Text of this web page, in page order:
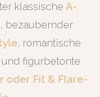
klassische A-
, bezaubernder
, romantische
und figurbetonte
oder Fit & Flare-